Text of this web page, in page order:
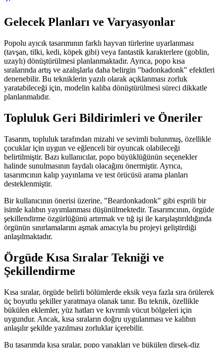
Gelecek Planları ve Varyasyonlar
Popolu ayıcık tasarımının farklı hayvan türlerine uyarlanması
(tavşan, tilki, kedi, köpek gibi) veya fantastik karakterlere (goblin,
uzaylı) dönüştürülmesi planlanmaktadır. Ayrıca, popo kısa
sıralarında artış ve azalışlarla daha belirgin "badonkadonk" efektleri
denenebilir. Bu tekniklerin yazılı olarak açıklanması zorluk
yaratabileceği için, modelin kalıba dönüştürülmesi süreci dikkatle
planlanmalıdır.
Topluluk Geri Bildirimleri ve Öneriler
Tasarım, topluluk tarafından mizahi ve sevimli bulunmuş, özellikle
çocuklar için uygun ve eğlenceli bir oyuncak olabileceği
belirtilmiştir. Bazı kullanıcılar, popo büyüklüğünün seçenekler
halinde sunulmasının faydalı olacağını önermiştir. Ayrıca,
tasarımcının kalıp yayınlama ve test örücüsü arama planları
desteklenmiştir.
Bir kullanıcının önerisi üzerine, "Beardonkadonk" gibi esprili bir
isimle kalıbın yayımlanması düşünülmektedir. Tasarımcının, örgüde
şekillendirme özgürlüğünü artırmak ve tığ işi ile karşılaştırıldığında
örgünün sınırlamalarını aşmak amacıyla bu projeyi geliştirdiği
anlaşılmaktadır.
Örgüde Kısa Sıralar Tekniği ve
Şekillendirme
Kısa sıralar, örgüde belirli bölümlerde eksik veya fazla sıra örülerek
üç boyutlu şekiller yaratmaya olanak tanır. Bu teknik, özellikle
bükülen eklemler, yüz hatları ve kıvrımlı vücut bölgeleri için
uygundur. Ancak, kısa sıraların doğru uygulanması ve kalıbın
anlaşılır şekilde yazılması zorluklar içerebilir.
Bu tasarımda kısa sıralar, popo yanakları ve bükülen dirsek-diz